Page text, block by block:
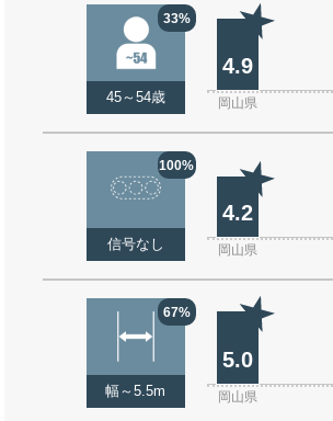
33%
45～54歳
4.9
岡山県
100%
信号なし
4.2
岡山県
67%
幅～5.5m
5.0
岡山県